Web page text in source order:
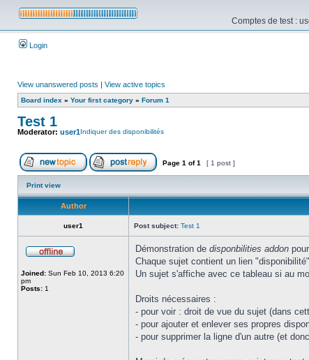
Comptes de test :
Login
View unanswered posts | View active topics
Board index » Your first category » Forum 1
Test 1
Moderator: user1Indiquer des disponibilités
Page 1 of1 [ 1 post ]
Print view
Author
user1 Post subject: Test 1
Joined: Sun Feb 10, 2013 6:20
pm
Posts: 1
Démonstration de disponbilities addon
Chaque sujet contient un lien
Un sujet s'affiche avec ce tableau si au
Droits nécessaires :
- pour voir : droit de vue du sujet (dans
- pour ajouter et enlever ses propres
- pour supprimer la ligne d'un autre (et